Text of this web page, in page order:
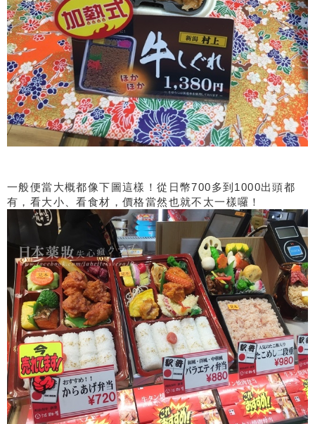
一般便當大概都像下圖這樣！從日幣700多到1000出頭都
有，看大小、看食材，價格當然也就不太一樣囉！